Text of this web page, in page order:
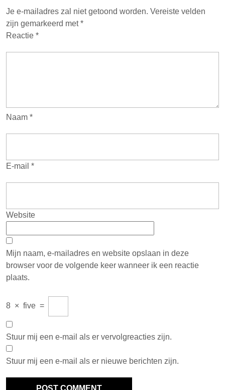
Je e-mailadres zal niet getoond worden. Vereiste velden
zijn gemarkeerd met*
Reactie *
Naam *
E-mail *
Website
Mijn naam, e-mailadres en website opslaan in deze
browser voor de volgende keer wanneer ik een reactie
plaats.
8 × five =
Stuur mij een e-mail als er vervolgreacties zijn.
Stuur mij een e-mail als er nieuwe berichten zijn.